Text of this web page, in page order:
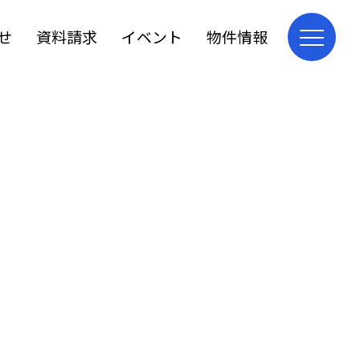
資料請求 イベント 物件情報